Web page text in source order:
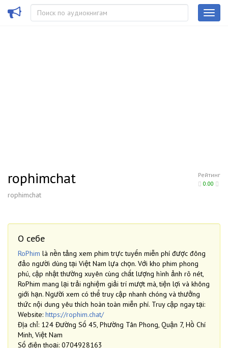
Рейтинг
0.00
rophimchat
rophimchat
О себе
RoPhim là nền tảng xem phim trực tuyến miễn phí được đông
đảo người dùng tại Việt Nam lựa chọn. Với kho phim phong
phú, cập nhật thường xuyên cùng chất lượng hình ảnh rõ nét,
RoPhim mang lại trải nghiệm giải trí mượt mà, tiện lợi và không
giới hạn. Người xem có thể truy cập nhanh chóng và thưởng
thức nội dung yêu thích hoàn toàn miễn phí. Truy cập ngay tại:
Website: https://rophim.chat/
Địa chỉ: 124 Đường Số 45, Phường Tân Phong, Quận 7, Hồ Chí
Minh, Việt Nam
Số điện thoại: 0704928163